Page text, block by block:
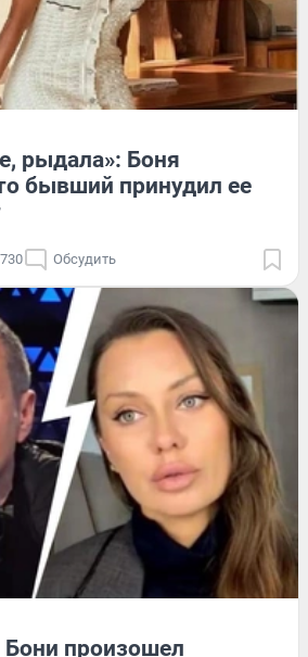
рыдала»: Боня
бывший принудил ее
730 Обсудить
произошел